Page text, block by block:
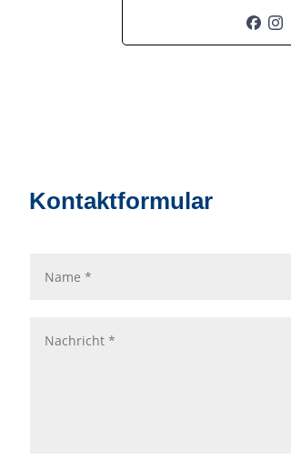
Kontaktformular